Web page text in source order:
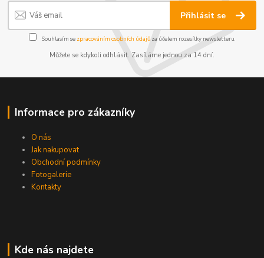
Přihlásit se
Souhlasím se zpracováním osobních údajůza účelem rozesílky newsletteru.
Můžete se kdykoli odhlásit. Zasíláme jednou za 14 dní.
Informace pro zákazníky
O nás
Jak nakupovat
Obchodní podmínky
Fotogalerie
Kontakty
Kde nás najdete